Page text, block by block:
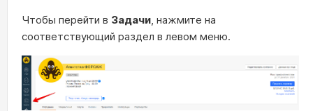
Чтобы перейти в Задачи, нажмите на
соответствующий раздел в левом меню.